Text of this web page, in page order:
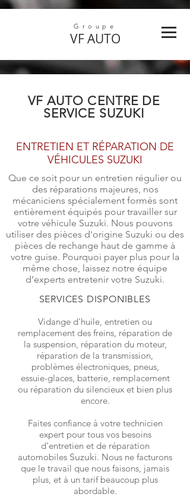
Groupe
VFAUTO
VF AUTO CENTRE DE
SERVICE SUZUKI
ENTRETIEN ET RÉPARATION DE
VÉHICULES SUZUKI
Que ce soit pour un entretien régulier ou
des réparations majeures, nos
mécaniciens spécialement formés sont
entièrement équipés pour travailler sur
votre véhicule Suzuki. Nous pouvons
utiliser des pièces d'origine Suzuki ou des
pièces de rechange haut de gamme à
votre guise. Pourquoi payer plus pour la
même chose, laissez notre équipe
d’experts entretenir votre Suzuki.
SERVICES DISPONIBLES
Vidange d'huile, entretien ou
remplacement des freins, réparation de
la suspension, réparation du moteur,
réparation de la transmission,
problèmes électroniques, pneus,
essuie-glaces, batterie, remplacement
ou réparation du silencieux et bien plus
encore.
Faites confiance à votre technicien
expert pour tous vos besoins
d'entretien et de réparation
automobiles Suzuki. Nous ne facturons
que le travail que nous faisons, jamais
plus, et à un tarif beaucoup plus
abordable.